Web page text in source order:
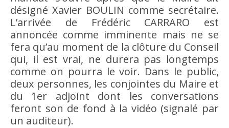
désigné Xavier BOULIN comme secrétaire.
L’arrivée de Frédéric CARRARO est
annoncée comme imminente mais ne se
fera qu’au moment de la clôture du Conseil
qui, il est vrai, ne durera pas longtemps
comme on pourra le voir. Dans le public,
deux personnes, les conjointes du Maire et
du 1er adjoint dont les conversations
feront son de fond à la vidéo (signalé par
un auditeur).